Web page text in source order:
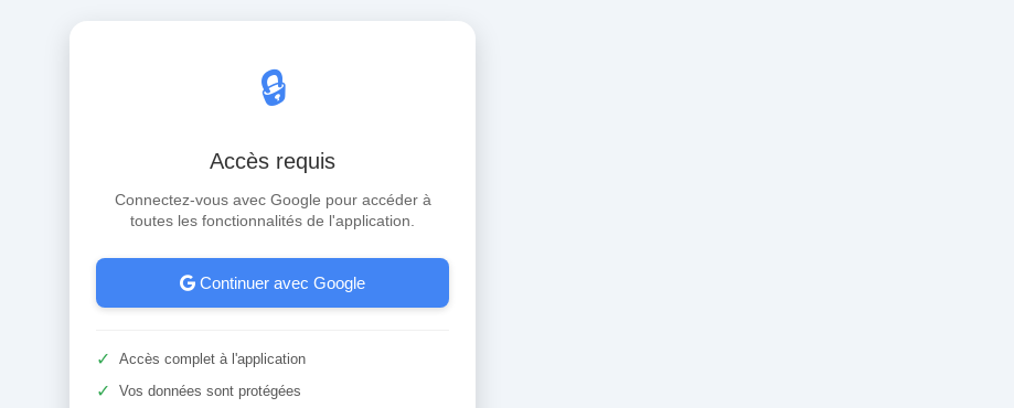
🔒
Accès requis
Connectez-vous avec Google pour accéder à
toutes les fonctionnalités de l'application.
Continuer avec Google
✓ Accès complet à l'application
✓ Vos données sont protégées